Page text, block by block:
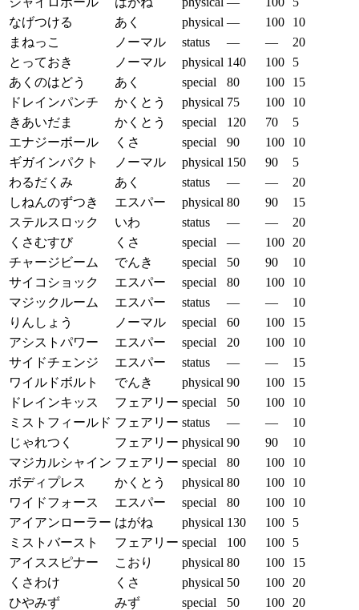
なげつける
あく physical — 100
10
まねっこ
ノーマル status — —
20
とっておき
ノーマル physical 140 100
5
あくのはどう
あく special 80 100
15
ドレインパンチ
かくとう physical 75 100
10
きあいだま
かくとう special 120 70
5
エナジーボール
くさ special 90 100
10
ギガインパクト
ノーマル physical 150 90
5
わるだくみ
あく status — —
20
しねんのずつき
エスパー physical 80 90
15
ステルスロック
いわ status — —
20
くさむすび
くさ special — 100
20
チャージビーム
でんき special 50 90
10
サイコショック
エスパー special 80 100
10
マジックルーム
エスパー status — —
10
りんしょう
ノーマル special 60 100
15
アシストパワー
エスパー special 20 100
10
サイドチェンジ
エスパー status — —
15
ワイルドボルト
でんき physical 90 100
15
ドレインキッス
フェアリー special 50 100
10
ミストフィールド フェアリー status — —
10
じゃれつく
フェアリー physical 90 90
10
マジカルシャイン フェアリー special 80 100
10
ボディプレス
かくとう physical 80 100
10
ワイドフォース
エスパー special 80 100
10
アイアンローラー はがね physical 130 100
5
ミストバースト
フェアリー special 100 100
5
アイススピナー
こおり physical 80 100
15
くさわけ
くさ physical 50 100
20
ひやみず
みず special 50 100
20